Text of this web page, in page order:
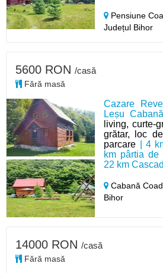
Pensiune
Județul Bihor
Cazare
Leșu
living, curte-
grătar, loc
parcare | 4
km pârtia de
22 km
Cabană
Bihor
5600 RON /casă
Fără masă
14000 RON /casă
Fără masă